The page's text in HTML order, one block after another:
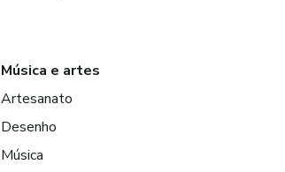
Música e artes
Artesanato
Desenho
Música